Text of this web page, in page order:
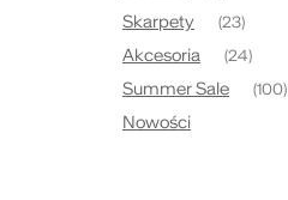
Skarpety (23)
Akcesoria (24)
Summer Sale (100)
Nowości